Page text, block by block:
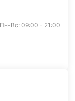
Пн-Вс: 09:00 - 21:00